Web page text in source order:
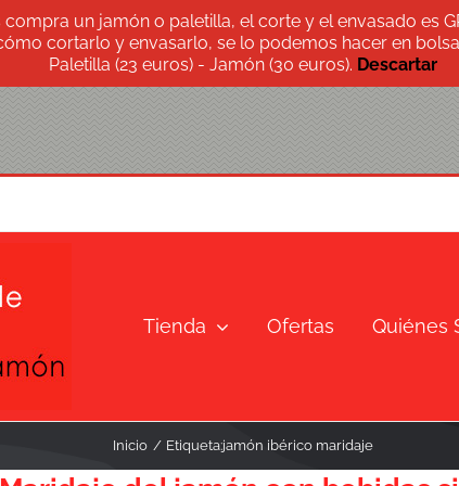
compra un jamón o paletilla, el corte y el envasado es
cortarlo y envasarlo, se lo podemos hacer en
Paletilla (23 euros) - Jamón (30 euros). Descartar
Tienda Ofertas Quiénes
Inicio Etiqueta:jamón ibérico maridaje